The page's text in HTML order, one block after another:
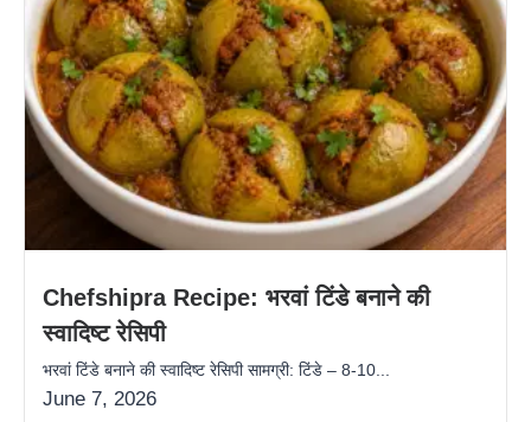
Chefshipra Recipe: भरवां टिंडे बनाने की
स्वादिष्ट रेसिपी
भरवां टिंडे बनाने की स्वादिष्ट रेसिपी सामग्री: टिंडे – 8-10...
June 7, 2026